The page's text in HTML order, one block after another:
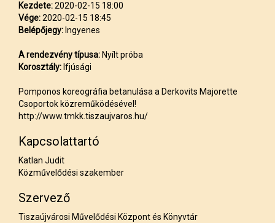
Kezdete:2020-02-15 18:00
Vége:2020-02-15 18:45
Belépőjegy: Ingyenes
A rendezvény típusa: Nyílt próba
Korosztály: Ifjúsági
Pomponos koreográfia betanulása a Derkovits Majorette
Csoportok közreműködésével!
http://www.tmkk.tiszaujvaros.hu/
Kapcsolattartó
Katlan Judit
Közművelődési szakember
Szervező
Tiszaújvárosi Művelődési Központ és Könyvtár